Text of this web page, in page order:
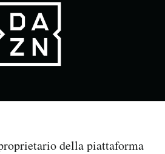
della piattaforma